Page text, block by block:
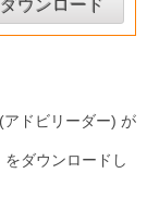
ダウンロード
ドビリーダー) が
ダウンロードし